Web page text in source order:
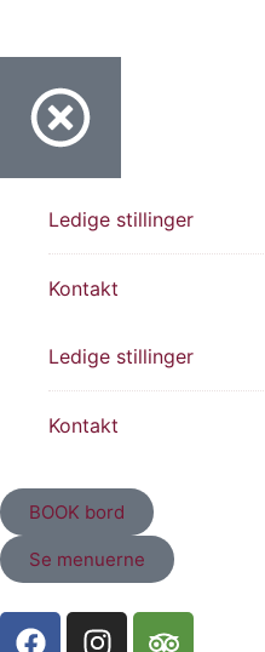
Ledige stillinger
Kontakt
Ledige stillinger
Kontakt
BOOK bord
Se menuerne